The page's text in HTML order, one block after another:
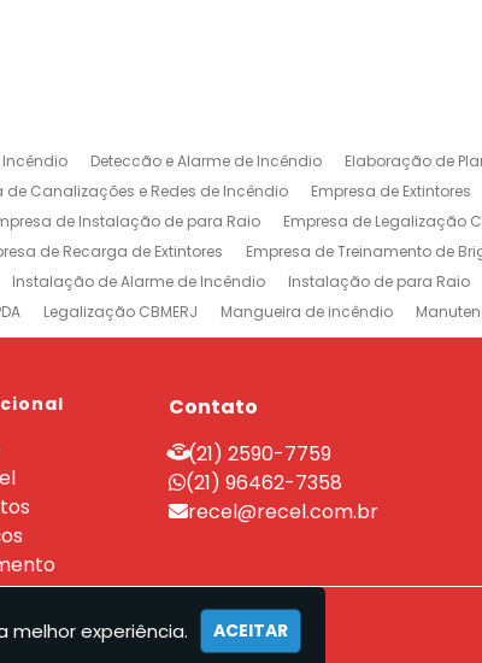
Deteccão e Alarme de Incêndio
Elaboração de
de Canalizações e Redes de Incêndio Empresa de Extintores
de Instalação de para Raio Empresa de Legalização
de Recarga de Extintores Empresa de Treinamento de
Instalação de Alarme de Incêndio Instalação de para Raio
Legalização CBMERJ Mangueira de incêndio
Alarme de Incêndio Projeto de Prevenção e Combate à
em Jacarepaguá Empresa de Extintores na Barra da
Sistema Preventivo Rio de Janeiro
Empresa de
Contato
(21) 2590-7759
(21) 96462-7358
recel@recel.com.br
melhor experiência. ACEITAR